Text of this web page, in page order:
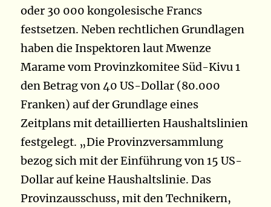
oder 30 000 kongolesische Francs
festsetzen. Neben rechtlichen Grundlagen
haben die Inspektoren laut Mwenze
Marame vom Provinzkomitee Süd-Kivu 1
den Betrag von 40 US-Dollar (80.000
Franken) auf der Grundlage eines
Zeitplans mit detaillierten Haushaltslinien
festgelegt. „Die Provinzversammlung
bezog sich mit der Einführung von 15 US-
Dollar auf keine Haushaltslinie. Das
Provinzausschuss, mit den Technikern,